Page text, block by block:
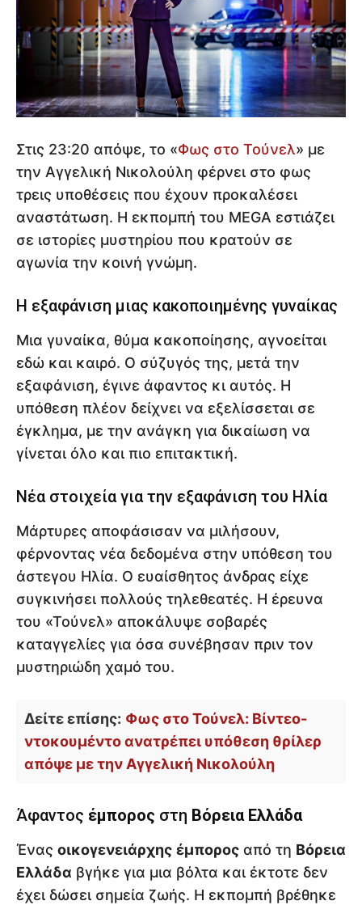
Στις 23:20 απόψε, το «Φως στο Τούνελ» με
την Αγγελική Νικολούλη φέρνει στο φως
τρεις υποθέσεις που έχουν προκαλέσει
αναστάτωση. Η εκπομπή του MEGA εστιάζει
σε ιστορίες μυστηρίου που κρατούν σε
αγωνία την κοινή γνώμη.
Η εξαφάνιση μιας κακοποιημένης γυναίκας
Μια γυναίκα, θύμα κακοποίησης, αγνοείται
εδώ και καιρό. Ο σύζυγός της, μετά την
εξαφάνιση, έγινε άφαντος κι αυτός. Η
υπόθεση πλέον δείχνει να εξελίσσεται σε
έγκλημα, με την ανάγκη για δικαίωση να
γίνεται όλο και πιο επιτακτική.
Νέα στοιχεία για την εξαφάνιση του Ηλία
Μάρτυρες αποφάσισαν να μιλήσουν,
φέρνοντας νέα δεδομένα στην υπόθεση του
άστεγου Ηλία. Ο ευαίσθητος άνδρας είχε
συγκινήσει πολλούς τηλεθεατές. Η έρευνα
του «Τούνελ» αποκάλυψε σοβαρές
καταγγελίες για όσα συνέβησαν πριν τον
μυστηριώδη χαμό του.
Δείτε επίσης: Φως στο Τούνελ: Βίντεο-
ντοκουμέντο ανατρέπει υπόθεση θρίλερ
απόψε με την Αγγελική Νικολούλη
Άφαντος έμπορος στη Βόρεια Ελλάδα
Ένας οικογενειάρχης έμπορος από τη Βόρεια
Ελλάδα βγήκε για μια βόλτα και έκτοτε δεν
έχει δώσει σημεία ζωής. Η εκπομπή βρέθηκε